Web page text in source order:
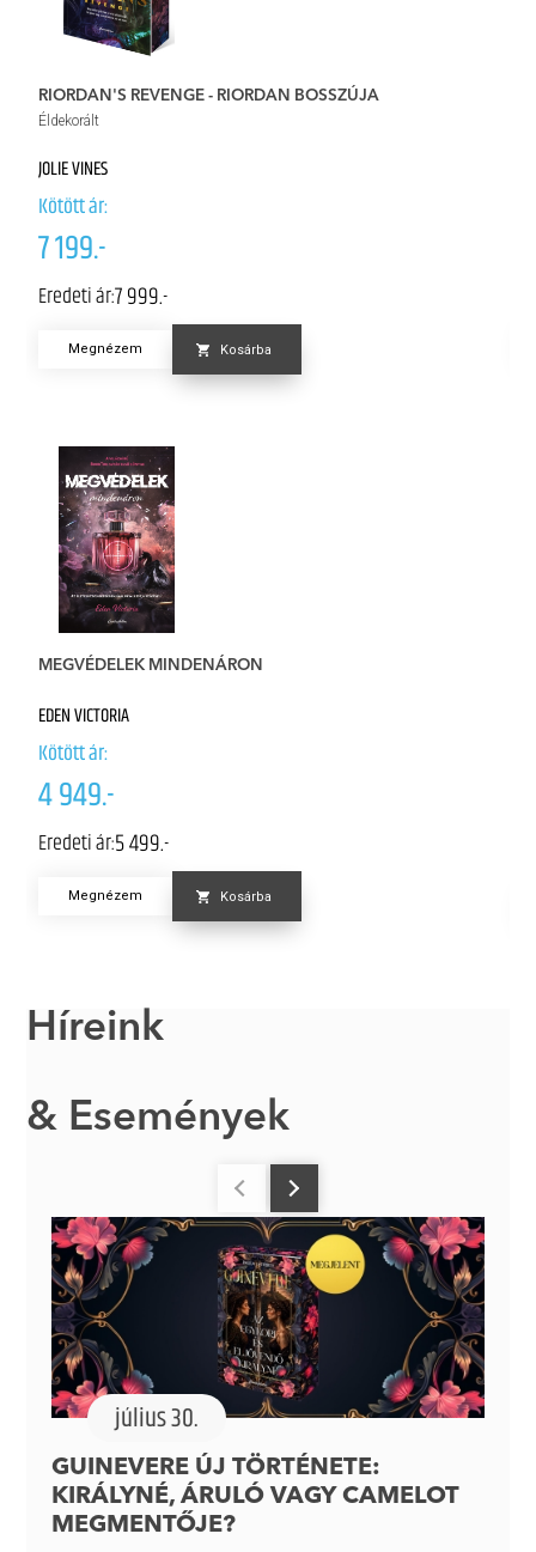
RIORDAN'S REVENGE - RIORDAN BOSSZÚJA
Éldekorált
JOLIE VINES
Kötött ár:
7 199.-
Eredeti ár:7 999.-
Megnézem Kosárba
MEGVÉDELEK MINDENÁRON
EDEN VICTORIA
Kötött ár:
4 949.-
Eredeti ár:5 499.-
Megnézem Kosárba
Híreink
& Események
július 30.
GUINEVERE ÚJ TÖRTÉNETE:
KIRÁLYNÉ, ÁRULÓ VAGY CAMELOT
MEGMENTŐJE?